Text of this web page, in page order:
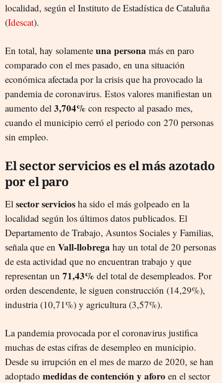
localidad, según el Instituto de Estadística de Cataluña
(Idescat).
En total, hay solamente una persona más en paro
comparado con el mes pasado, en una situación
económica afectada por la crisis que ha provocado la
pandemia de coronavirus. Estos valores manifiestan un
aumento del 3,704% con respecto al pasado mes,
cuando el municipio cerró el periodo con 270 personas
sin empleo.
El sector servicios es el más azotado
por el paro
El sector servicios ha sido el más golpeado en la
localidad según los últimos datos publicados. El
Departamento de Trabajo, Asuntos Sociales y Familias,
señala que en Vall-llobrega hay un total de 20 personas
de esta actividad que no encuentran trabajo y que
representan un 71,43% del total de desempleados. Por
orden descendente, le siguen construcción (14,29%),
industria (10,71%) y agricultura (3,57%).
La pandemia provocada por el coronavirus justifica
muchas de estas cifras de desempleo en municipio.
Desde su irrupción en el mes de marzo de 2020, se han
adoptado medidas de contención y aforo en el sector